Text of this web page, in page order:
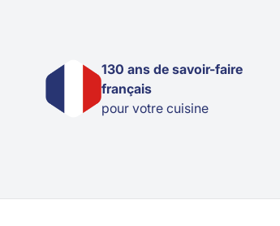
130 ans de savoir-faire
français
pour votre cuisine